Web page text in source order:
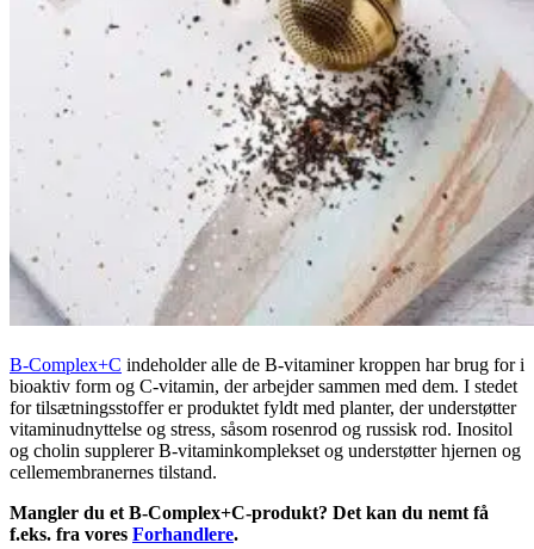
B-Complex+C indeholder alle de B-vitaminer kroppen har brug for i
bioaktiv form og C-vitamin, der arbejder sammen med dem. I stedet
for tilsætningsstoffer er produktet fyldt med planter, der understøtter
vitaminudnyttelse og stress, såsom rosenrod og russisk rod. Inositol
og cholin supplerer B-vitaminkomplekset og understøtter hjernen og
cellemembranernes tilstand.
Mangler du et B-Complex+C-produkt? Det kan du nemt få
f.eks. fra vores Forhandlere.